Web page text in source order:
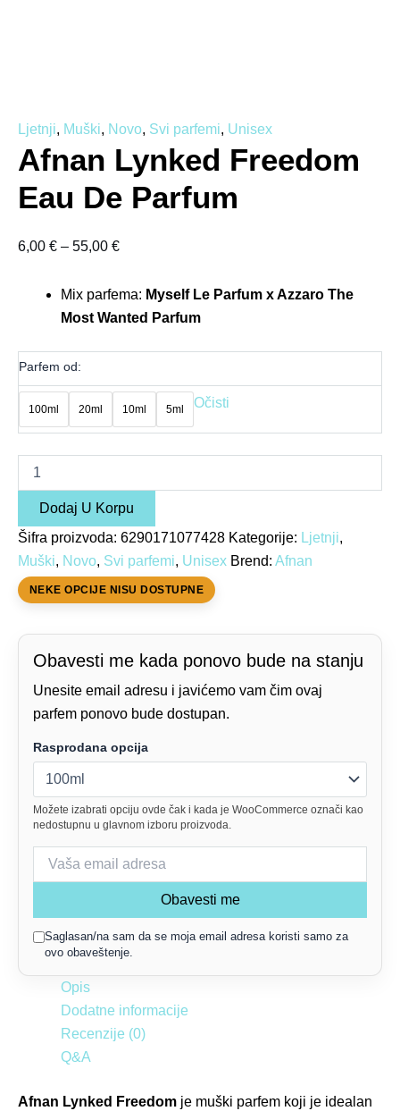
Ljetnji, Muški, Novo, Svi parfemi, Unisex
Afnan Lynked Freedom
Eau De Parfum
6,00 € – 55,00 €
Mix parfema: Myself Le Parfum x Azzaro The
Most Wanted Parfum
Parfem od:
100ml 20ml 10ml 5ml Očisti
Dodaj U Korpu
Šifra proizvoda: 6290171077428 Kategorije: Ljetnji,
Muški, Novo, Svi parfemi, Unisex Brend: Afnan
NEKE OPCIJE NISU DOSTUPNE
Obavesti me kada ponovo bude na stanju
Unesite email adresu i javićemo vam čim ovaj
parfem ponovo bude dostupan.
Rasprodana opcija
Možete izabrati opciju ovde čak i kada je WooCommerce označi kao
nedostupnu u glavnom izboru proizvoda.
Obavesti me
Saglasan/na sam da se moja email adresa koristi samo za
ovo obaveštenje.
Opis
Dodatne informacije
Recenzije (0)
Q&A
Afnan Lynked Freedom je muški parfem koji je idealan